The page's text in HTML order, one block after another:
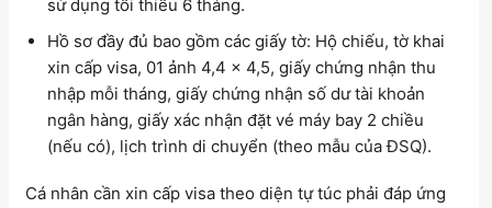
sử dụng tối thiểu 6 tháng.
Hồ sơ đầy đủ bao gồm các giấy tờ: Hộ chiếu, tờ khai
xin cấp visa, 01 ảnh 4,4 x 4,5, giấy chứng nhận thu
nhập mỗi tháng, giấy chứng nhận số dư tài khoản
ngân hàng, giấy xác nhận đặt vé máy bay 2 chiều
(nếu có), lịch trình di chuyển (theo mẫu của ĐSQ).
Cá nhân cần xin cấp visa theo diện tự túc phải đáp ứng